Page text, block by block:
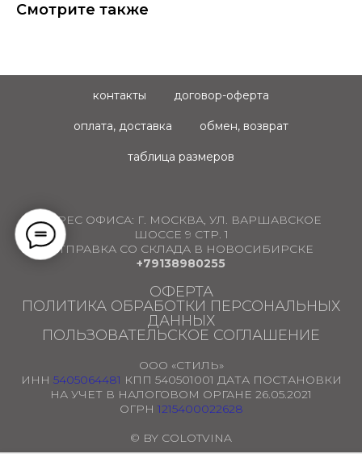
Смотрите также
контакты договор-оферта
оплата, доставка обмен, возврат
таблица размеров
АДРЕС ОФИСА: Г. МОСКВА, УЛ. ВАРШАВСКОЕ
ШОССЕ 9 СТР. 1
ОТПРАВКА СО СКЛАДА В НОВОСИБИРСКЕ
+79138980255
ОФЕРТА
ПОЛИТИКА ОБРАБОТКИ ПЕРСОНАЛЬНЫХ
ДАННЫХ
ПОЛЬЗОВАТЕЛЬСКОЕ СОГЛАШЕНИЕ
ООО «СТИЛЬ»
ИНН 5405064481 КПП 540501001 ДАТА ПОСТАНОВКИ
НА УЧЕТ В НАЛОГОВОМ ОРГАНЕ 26.05.2021
ОГРН 1215400022628
© BY COLOTVINA